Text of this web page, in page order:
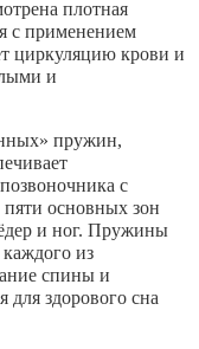
плотная
с применением
циркуляцию крови и
и
пружин,
с
основных зон
и ног. Пружины
из
спины и
для здорового сна